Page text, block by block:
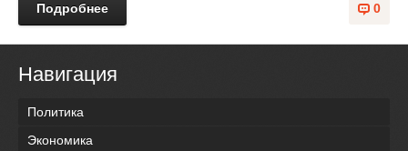
0
Подробнее
Навигация
Политика
Экономика